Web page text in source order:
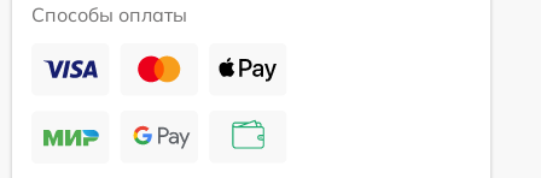
Способы оплаты